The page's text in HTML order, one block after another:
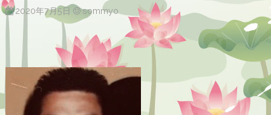
2020年7月5日 sommyo